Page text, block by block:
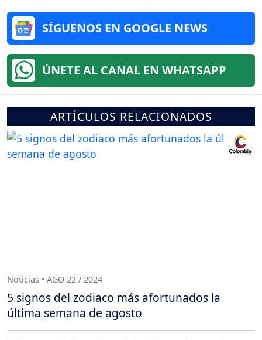
SÍGUENOS EN GOOGLE NEWS
ÚNETE AL CANAL EN WHATSAPP
ARTÍCULOS RELACIONADOS
Noticias • AGO 22 / 2024
5 signos del zodiaco más afortunados la
última semana de agosto